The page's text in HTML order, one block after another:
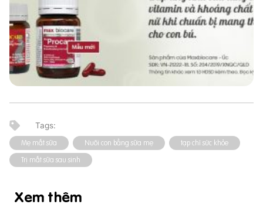
Mẹ mất sữa Nuôi con bằng sữa mẹ
tạp chí sức khỏe
Trị mất sữa sau sinh
Xem thêm